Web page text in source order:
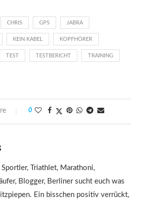
CHRIS GPS JABRA
KEIN KABEL KOPFHÖRER
TEST TESTBERICHT TRAINING
0
Sportler, Triathlet, Marathoni,
Blogger, Berliner sucht euch was
Ein bisschen positiv verrückt,